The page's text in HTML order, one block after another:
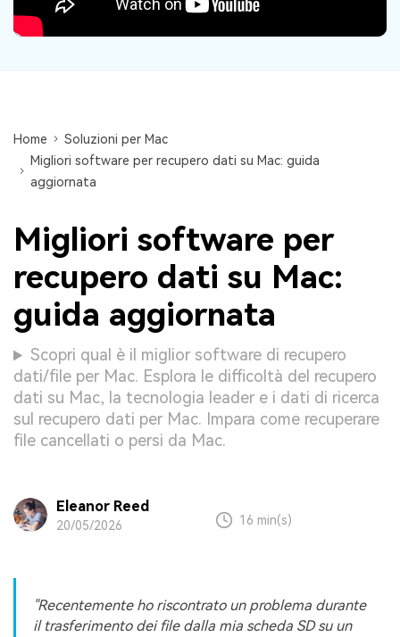
Home
Soluzioni per Mac
Migliori software per recupero dati su Mac: guida
aggiornata
Migliori software per
recupero dati su Mac:
guida aggiornata
Scopri qual è il miglior software di recupero
dati/file per Mac. Esplora le difficoltà del recupero
dati su Mac, la tecnologia leader e i dati di ricerca
sul recupero dati per Mac. Impara come recuperare
file cancellati o persi da Mac.
Eleanor Reed
20/05/2026 16 min(s)
"Recentemente ho riscontrato un problema durante
il trasferimento dei file dalla mia scheda SD su un